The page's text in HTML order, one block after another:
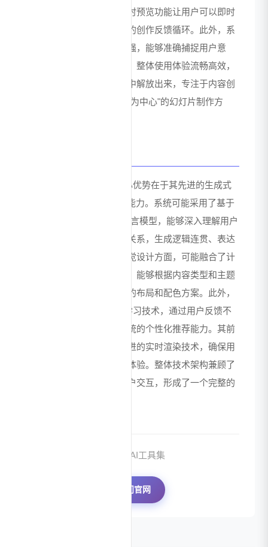
减少用户的学习成本。实时预览功能让用户可以即时
看到修改效果，形成良性的创作反馈循环。此外，系
统对用户输入的理解能力强，能够准确捕捉用户意
图，减少反复调整的需要。整体使用体验流畅高效，
让用户从繁琐的格式调整中解放出来，专注于内容创
作本身，真正实现"以内容为中心"的幻灯片制作方
ChatBA 在技术层面的核心优势在于其先进的生成式
AI模型和多模态内容处理能力。系统可能采用了基于
Transformer架构的大型语言模型，能够深入理解用户
输入的文本内容和上下文关系，生成逻辑连贯、表达
准确的幻灯片内容。在视觉设计方面，可能融合了计
算机视觉和设计美学算法，能够根据内容类型和主题
风格，生成符合设计原则的布局和配色方案。此外，
ChatBA 可能采用了强化学习技术，通过用户反馈不
断优化生成效果，提升系统的个性化推荐能力。其前
端交互部分可能采用了先进的实时渲染技术，确保用
户操作的即时响应和流畅体验。整体技术架构兼顾了
内容理解、生成能力和用户交互，形成了一个完整的
来源：AI工具集
访问官网